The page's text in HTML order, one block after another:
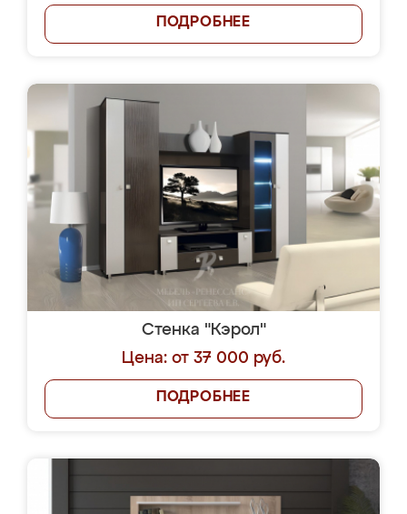
ПОДРОБНЕЕ
Стенка "Кэрол"
Цена: от 37 000 руб.
ПОДРОБНЕЕ